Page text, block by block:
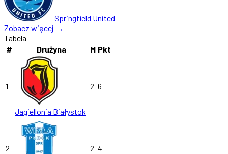
Springfield United
Zobacz więcej →
Tabela
#
Drużyna M Pkt
1
Jagiellonia Białystok
2 6
2 2 4